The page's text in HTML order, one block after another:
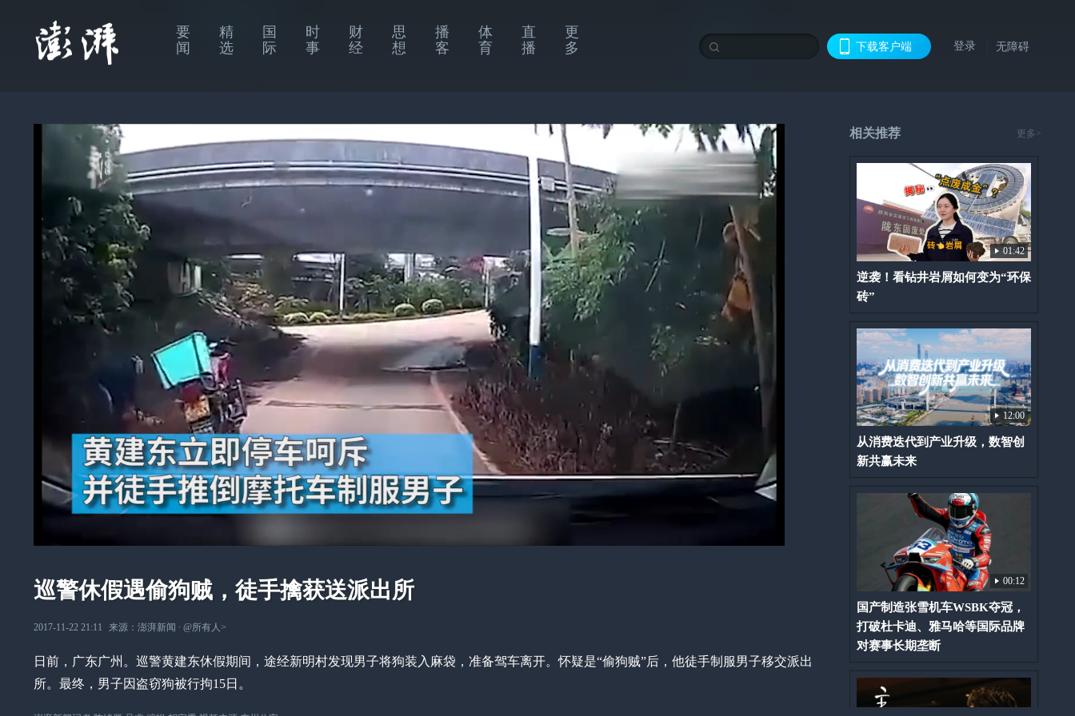
要
闻
精
选
国
际
时
事
财
经
思
想
播
客
体
育
直
播
更
多
下载客户端 登录 无障碍
巡警休假遇偷狗贼，徒手擒获送派出所
2017-11-22 21:11 来源： 澎湃新闻 ∙ @所有人 >
日前，广东广州。巡警黄建东休假期间，途经新明村发现男子将狗装入麻袋，准备驾车离开。怀疑是“偷狗贼”后，他徒手制服男子移交派出
所。最终，男子因盗窃狗被行拘15日。
相关推荐 更多>
01:42
逆袭！看钻井岩屑如何变为“环保
砖”
12:00
从消费迭代到产业升级，数智创
新共赢未来
00:12
国产制造张雪机车WSBK夺冠，
打破杜卡迪、雅马哈等国际品牌
对赛事长期垄断